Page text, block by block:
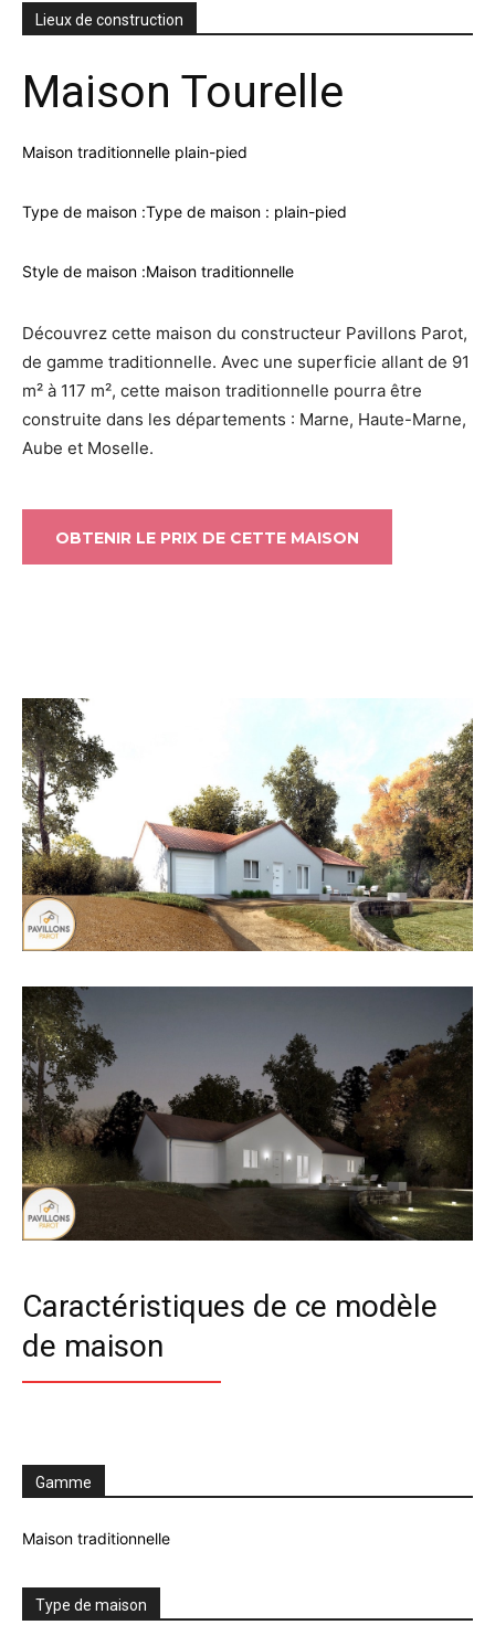
Lieux de construction
Maison Tourelle
Maison traditionnelle plain-pied
Type de maison :Type de maison : plain-pied
Style de maison :Maison traditionnelle
Découvrez cette maison du constructeur Pavillons Parot,
de gamme traditionnelle. Avec une superficie allant de 91
m² à 117 m², cette maison traditionnelle pourra être
construite dans les départements : Marne, Haute-Marne,
Aube et Moselle.
OBTENIR LE PRIX DE CETTE MAISON
Caractéristiques de ce modèle
de maison
Gamme
Maison traditionnelle
Type de maison